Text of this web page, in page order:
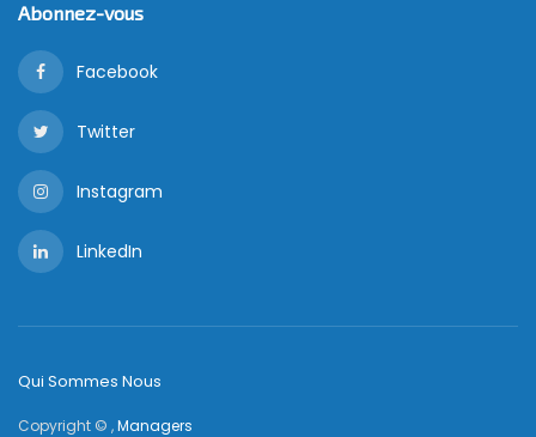
Abonnez-vous
Facebook
Twitter
Instagram
LinkedIn
Qui Sommes Nous
Copyright © ,Managers